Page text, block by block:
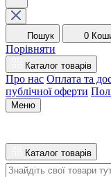
Пошук 0
Порівняти
Каталог товарів
Про нас Оплата та
публічної оферти
Меню
Каталог товарів